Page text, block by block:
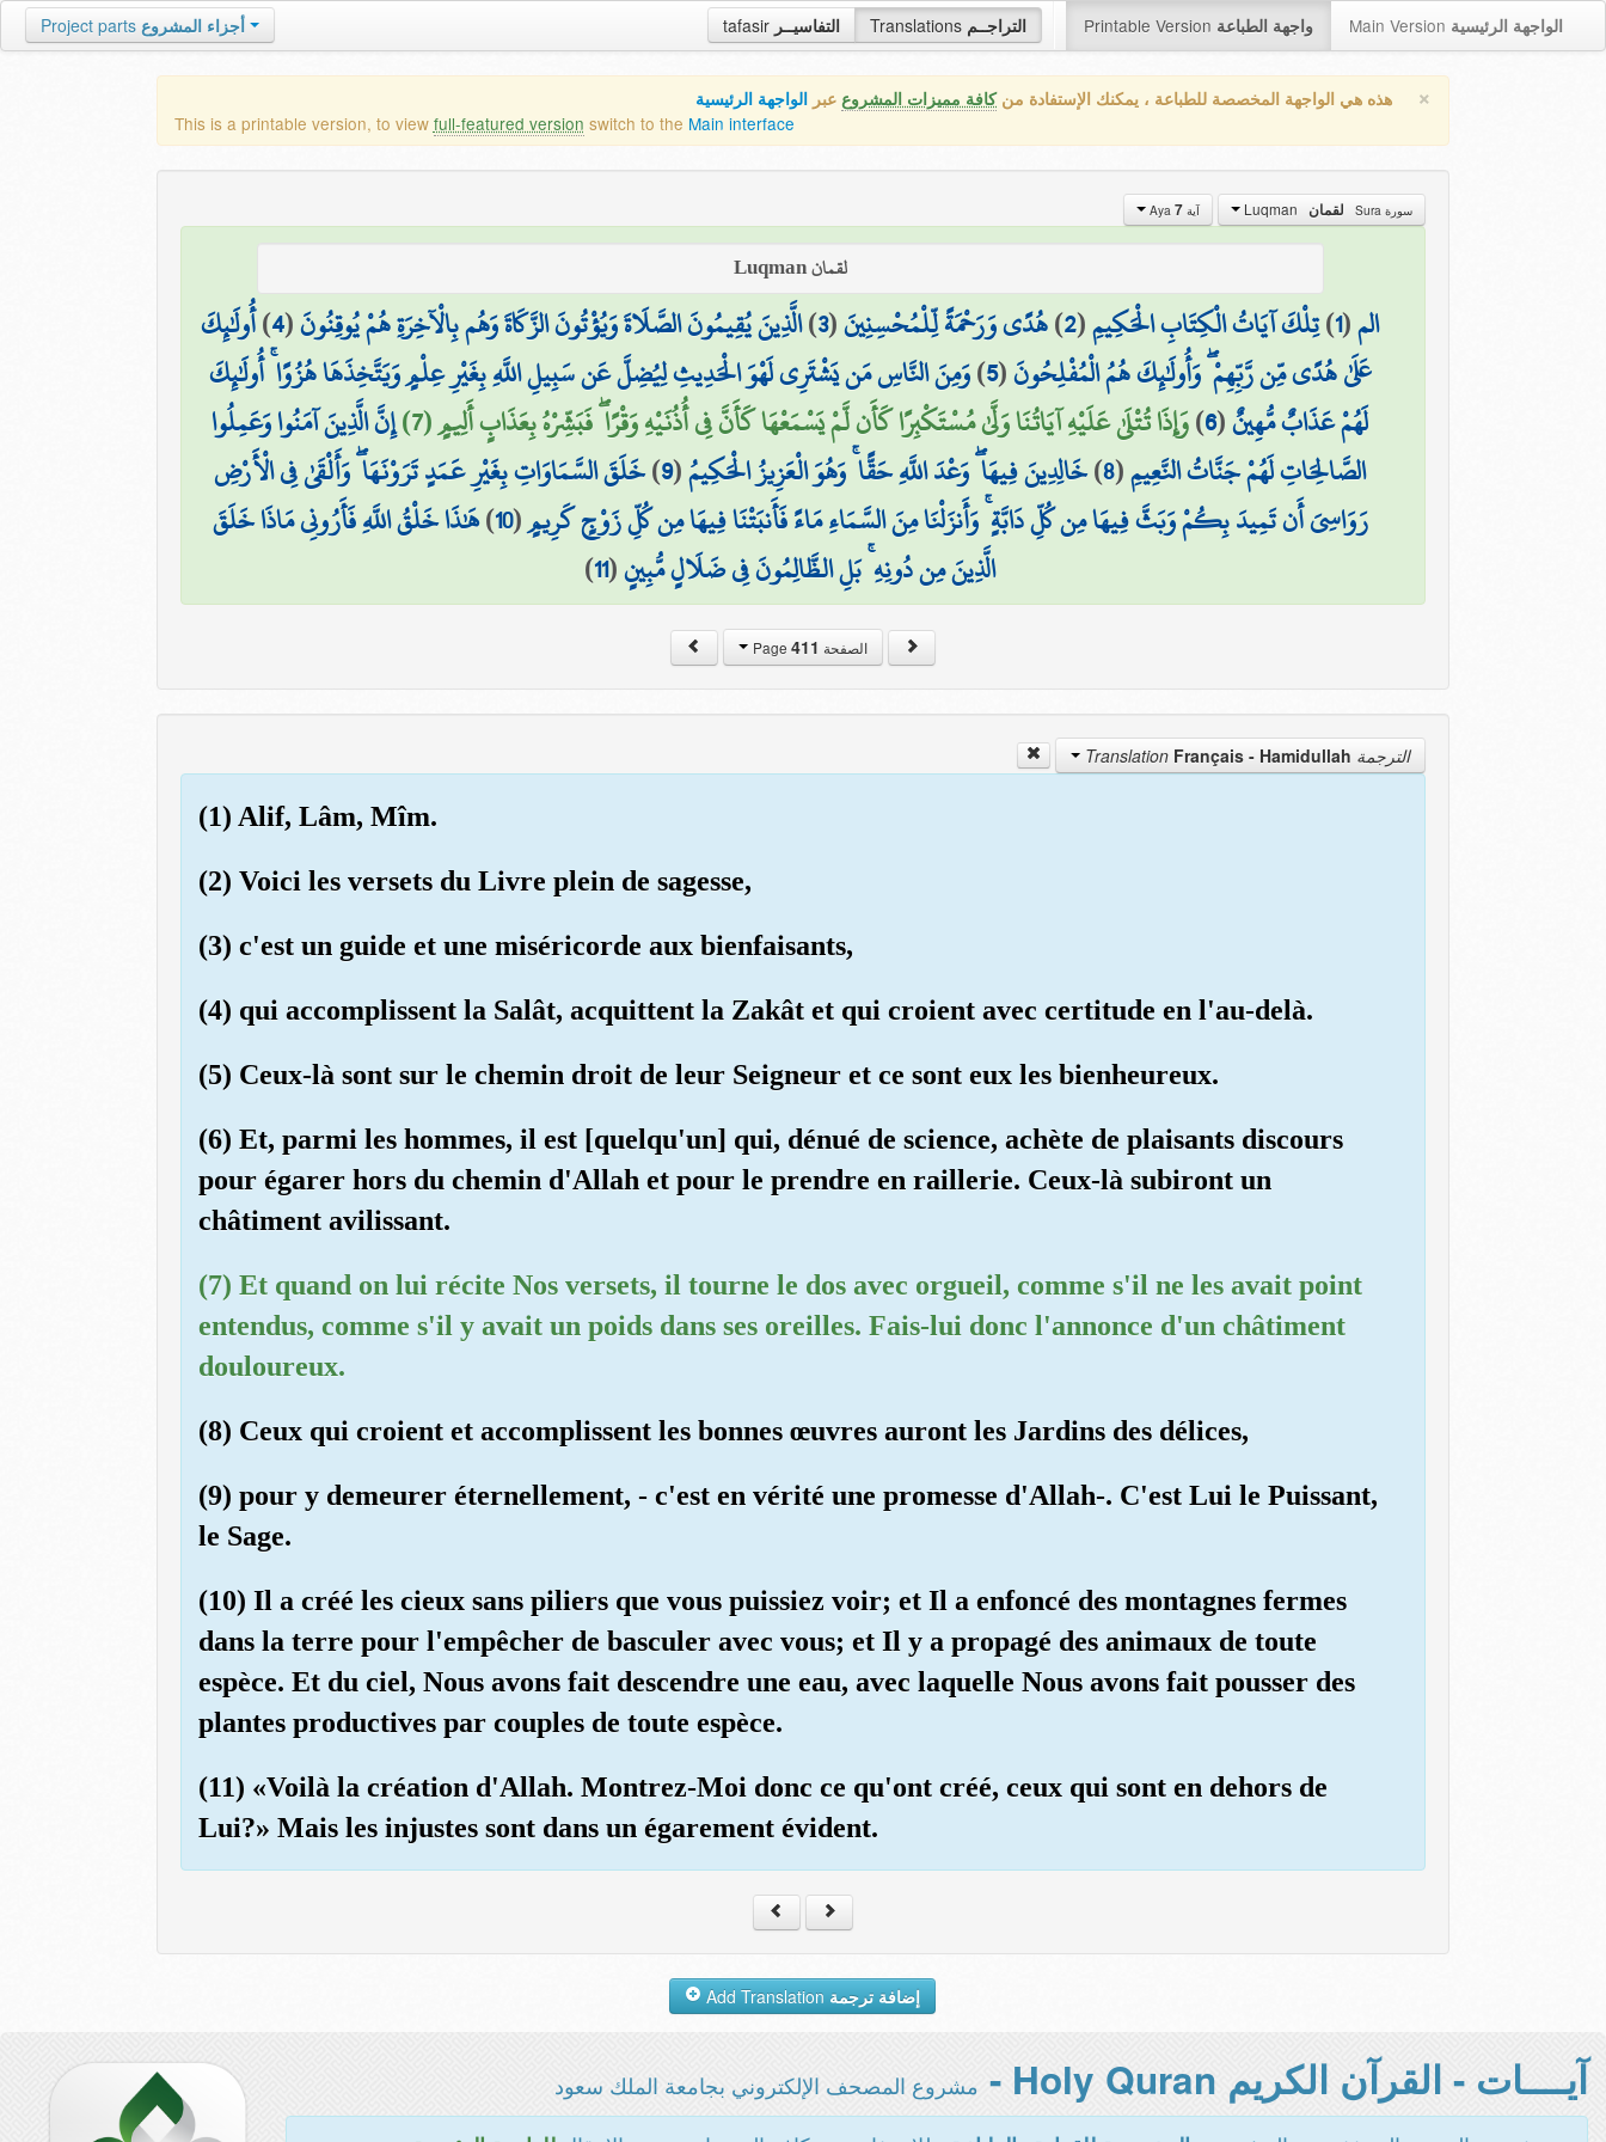
tafasir التفاسيــر Translations التراجــم Printable Version واجهة الطباعة Main Version الواجهة الرئيسية Project parts أجزاء المشروع
× هذه هي الواجهة المخصصة للطباعة ، يمكنك الإستفادة منكافة مميزات المشروع عبر الواجهة الرئيسية
This is a printable version, to view full-featured version switch to the Main interface
سورة Sura لقمان آية Aya 7
لقمان Luqman
الم(
1
)تِلْكَ آيَاتُ الْكِتَابِ الْحَكِيمِ(
2
)هُدًى وَرَحْمَةً لِّلْمُحْسِنِينَ(
3
)الَّذِينَ يُقِيمُونَ الصَّلَاةَ وَيُؤْتُونَ الزَّكَاةَ وَهُم بِالْآخِرَةِ هُمْ يُوقِنُونَ(
4
)أُولَٰئِكَ
عَلَىٰ هُدًى مِّن رَّبِّهِمْ ۖ وَأُولَٰئِكَ هُمُ الْمُفْلِحُونَ(
5
)وَمِنَ النَّاسِ مَن يَشْتَرِي لَهْوَ الْحَدِيثِ لِيُضِلَّ عَن سَبِيلِ اللَّهِ بِغَيْرِ عِلْمٍ وَيَتَّخِذَهَا هُزُوًا ۚ أُولَٰئِكَ
لَهُمْ عَذَابٌ مُّهِينٌ(
6
)وَإِذَا تُتْلَىٰ عَلَيْهِ آيَاتُنَا وَلَّىٰ مُسْتَكْبِرًا كَأَن لَّمْ يَسْمَعْهَا كَأَنَّ فِي أُذُنَيْهِ وَقْرًا ۖ فَبَشِّرْهُ بِعَذَابٍ أَلِيمٍ (7) إِنَّ الَّذِينَ آمَنُوا وَعَمِلُوا
الصَّالِحَاتِ لَهُمْ جَنَّاتُ النَّعِيمِ(
8
)خَالِدِينَ فِيهَا ۖ وَعْدَ اللَّهِ حَقًّا ۚ وَهُوَ الْعَزِيزُ الْحَكِيمُ(
9
)خَلَقَ السَّمَاوَاتِ بِغَيْرِ عَمَدٍ تَرَوْنَهَا ۖ وَأَلْقَىٰ فِي الْأَرْضِ
رَوَاسِيَ أَن تَمِيدَ بِكُمْ وَبَثَّ فِيهَا مِن كُلِّ دَابَّةٍ ۚ وَأَنزَلْنَا مِنَ السَّمَاءِ مَاءً فَأَنبَتْنَا فِيهَا مِن كُلِّ زَوْجٍ كَرِيمٍ(
10
)هَٰذَا خَلْقُ اللَّهِ فَأَرُونِي مَاذَا خَلَقَ
الَّذِينَ مِن دُونِهِ ۚ بَلِ الظَّالِمُونَ فِي ضَلَالٍ مُّبِينٍ(
11
)
الصفحة Page 411
الترجمة Translation Français - Hamidullah
(1) Alif, Lâm, Mîm.
(2) Voici les versets du Livre plein de sagesse,
(3) c'est un guide et une miséricorde aux bienfaisants,
(4) qui accomplissent la Salât, acquittent la Zakât et qui croient avec certitude en l'au-delà.
(5) Ceux-là sont sur le chemin droit de leur Seigneur et ce sont eux les bienheureux.
(6) Et, parmi les hommes, il est [quelqu'un] qui, dénué de science, achète de plaisants discours
pour égarer hors du chemin d'Allah et pour le prendre en raillerie. Ceux-là subiront un
châtiment avilissant.
(7) Et quand on lui récite Nos versets, il tourne le dos avec orgueil, comme s'il ne les avait point
entendus, comme s'il y avait un poids dans ses oreilles. Fais-lui donc l'annonce d'un châtiment
douloureux.
(8) Ceux qui croient et accomplissent les bonnes œuvres auront les Jardins des délices,
(9) pour y demeurer éternellement, - c'est en vérité une promesse d'Allah-. C'est Lui le Puissant,
le Sage.
(10) Il a créé les cieux sans piliers que vous puissiez voir; et Il a enfoncé des montagnes fermes
dans la terre pour l'empêcher de basculer avec vous; et Il y a propagé des animaux de toute
espèce. Et du ciel, Nous avons fait descendre une eau, avec laquelle Nous avons fait pousser des
plantes productives par couples de toute espèce.
(11) «Voilà la création d'Allah. Montrez-Moi donc ce qu'ont créé, ceux qui sont en dehors de
Lui?» Mais les injustes sont dans un égarement évident.
إضافة ترجمة
آيــــات - القرآن الكريم Holy Quran - مشروع المصحف الإلكتروني بجامعة الملك سعود